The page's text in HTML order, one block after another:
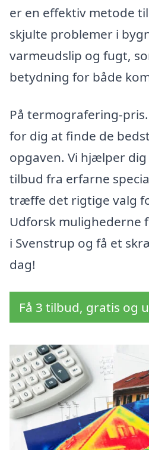
er en effektiv metode
skjulte problemer i
varmeudslip og fugt,
betydning for både
På termografering-
for dig at finde de
opgaven. Vi hjælper
tilbud fra erfarne
træffe det rigtige valg
Udforsk mulighederne
i Svenstrup og få et
dag!
Få 3 tilbud, gratis og